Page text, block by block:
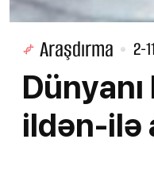
Araşdırma 2-
ildən-ilə